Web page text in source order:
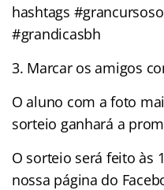
hashtags
#grandicasbh
3. Marcar os amigos
O aluno com a foto
sorteio ganhará a
O sorteio será feito às
nossa página do